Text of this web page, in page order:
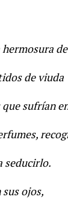
de viuda
sufrían
seducirlo.
ojos,